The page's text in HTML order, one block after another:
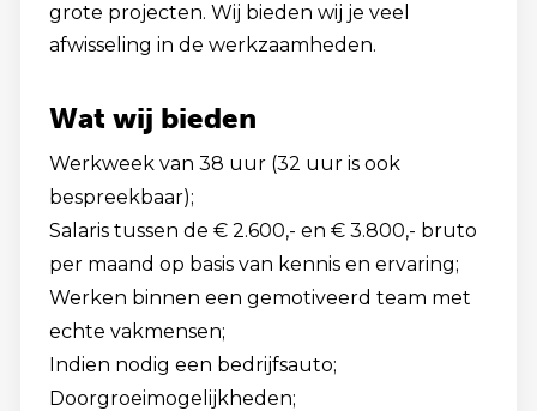
grote projecten. Wij bieden wij je veel
afwisseling in de werkzaamheden.
Wat wij bieden
Werkweek van 38 uur (32 uur is ook
bespreekbaar);
Salaris tussen de € 2.600,- en € 3.800,- bruto
per maand op basis van kennis en ervaring;
Werken binnen een gemotiveerd team met
echte vakmensen;
Indien nodig een bedrijfsauto;
Doorgroeimogelijkheden;